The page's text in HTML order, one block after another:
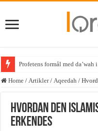
Profetens formål med da’wah
Home / Artikler / Aqeedah /
Hvordan den
erkendes